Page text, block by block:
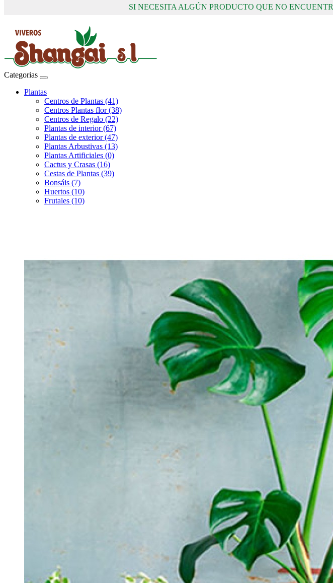
SI NECESITA ALGÚN PRODUCTO QUE NO
Categorias
Plantas
Centros de Plantas (41)
Centros Plantas flor (38)
Centros de Regalo (22)
Plantas de interior (67)
Plantas de exterior (47)
Plantas Arbustivas (13)
Plantas Artificiales (0)
Cactus y Crasas (16)
Cestas de Plantas (39)
Bonsáis (7)
Huertos (10)
Frutales (10)